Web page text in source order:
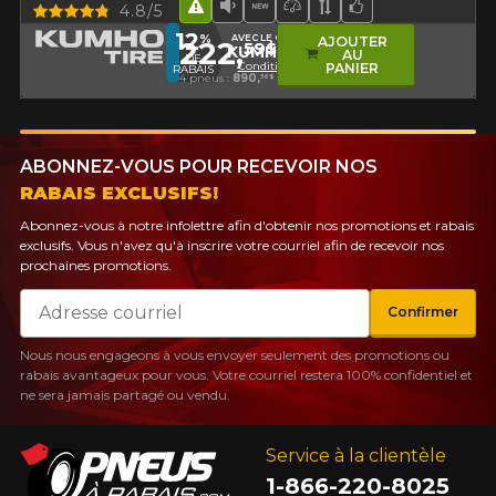
Faible niveau sonore
Nouveau produit
Pneu haute
Bande de
Choix de
Hasard routier
Aperçu 4.8/5
12%
DE
RABAIS
AVEC LE CODE
KUMHO12
Conditions
222,59$
4 pneus : 890,36$
AJOUTER
AU
PANIER
Service à la clientèle
1-866-220-8025
ABONNEZ-VOUS POUR RECEVOIR NOS
RABAIS EXCLUSIFS!
Abonnez-vous à notre infolettre afin d'obtenir nos promotions et rabais
exclusifs. Vous n'avez qu'à inscrire votre courriel afin de recevoir nos
prochaines promotions.
Courriel
Confirmer
Nous nous engageons à vous envoyer seulement des promotions ou
rabais avantageux pour vous. Votre courriel restera 100% confidentiel et
ne sera jamais partagé ou vendu.